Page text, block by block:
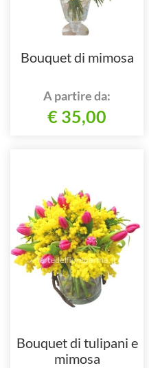
Bouquet di mimosa
A partire da:
€ 35,00
Bouquet di tulipani e
mimosa